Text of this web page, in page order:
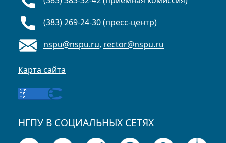
(383) 269-24-30 (пресс-центр)
nspu@nspu.ru, rector@nspu.ru
Карта сайта
НГПУ В СОЦИАЛЬНЫХ СЕТЯХ